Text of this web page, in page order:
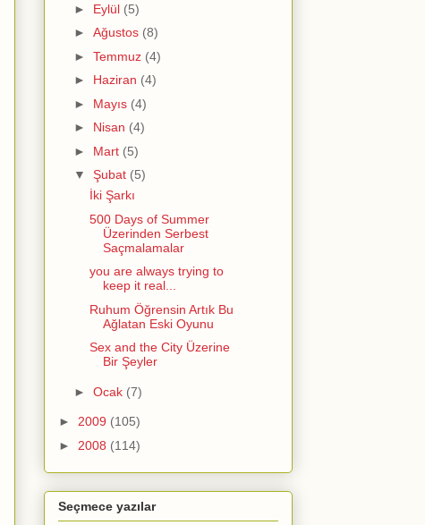
► Eylül (5)
► Ağustos (8)
► Temmuz (4)
► Haziran (4)
► Mayıs (4)
► Nisan (4)
► Mart (5)
▼ Şubat (5)
İki Şarkı
500 Days of Summer
Üzerinden Serbest
Saçmalamalar
you are always trying to
keep it real...
Ruhum Öğrensin Artık Bu
Ağlatan Eski Oyunu
Sex and the City Üzerine
Bir Şeyler
► Ocak (7)
► 2009 (105)
► 2008 (114)
Seçmece yazılar